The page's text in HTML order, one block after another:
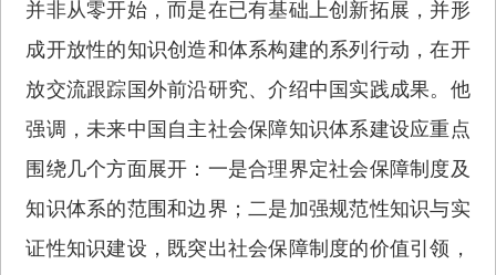
并非从零开始，而是在已有基础上创新拓展，并形
成开放性的知识创造和体系构建的系列行动，在开
放交流跟踪国外前沿研究、介绍中国实践成果。他
强调，未来中国自主社会保障知识体系建设应重点
围绕几个方面展开：一是合理界定社会保障制度及
知识体系的范围和边界；二是加强规范性知识与实
证性知识建设，既突出社会保障制度的价值引领，